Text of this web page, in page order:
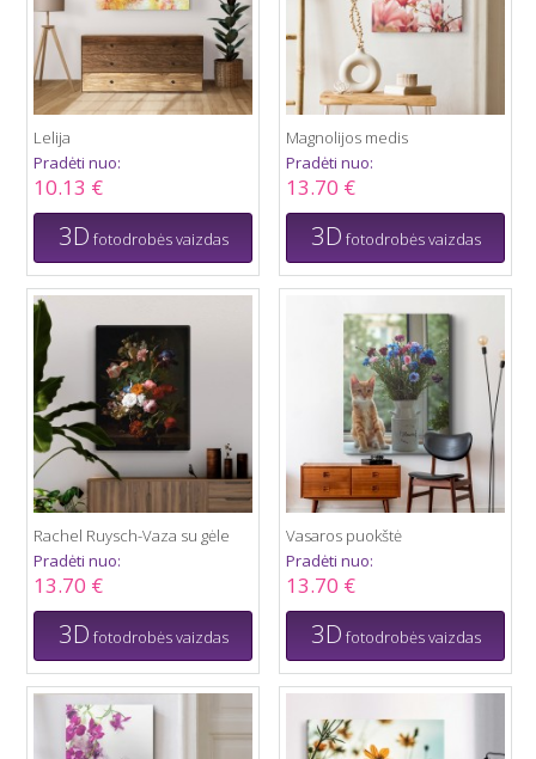
Lelija
Pradėti nuo:
10.13 €
3D fotodrobės vaizdas
Magnolijos medis
Pradėti nuo:
13.70 €
3D fotodrobės vaizdas
Rachel Ruysch-Vaza su gėle
Pradėti nuo:
13.70 €
3D fotodrobės vaizdas
Vasaros puokštė
Pradėti nuo:
13.70 €
3D fotodrobės vaizdas